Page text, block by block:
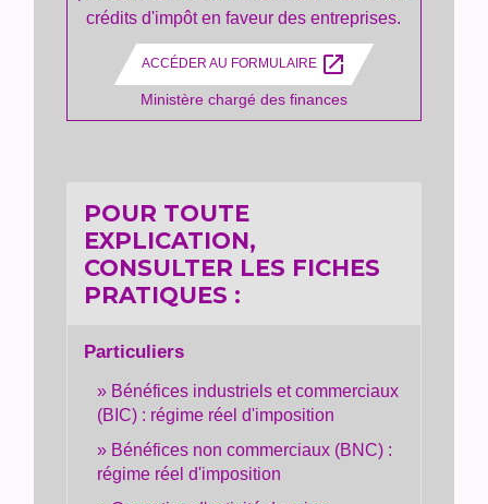
crédits d'impôt en faveur des entreprises.
ACCÉDER AU FORMULAIRE open_in_new
Ministère chargé des finances
POUR TOUTE
EXPLICATION,
CONSULTER LES FICHES
PRATIQUES :
Particuliers
Bénéfices industriels et commerciaux
(BIC) : régime réel d'imposition
Bénéfices non commerciaux (BNC) :
régime réel d'imposition